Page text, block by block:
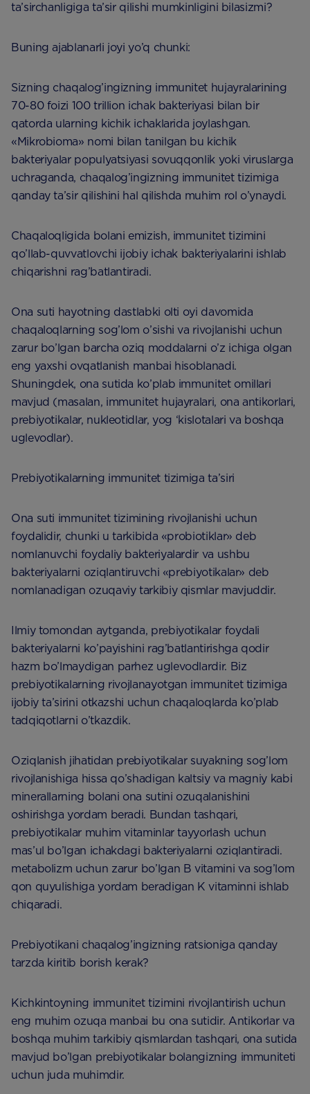
ta’sirchanligiga ta’sir qilishi mumkinligini bilasizmi?
Buning ajablanarli joyi yo’q chunki:
Sizning chaqalog’ingizning immunitet hujayralarining
70-80 foizi 100 trillion ichak bakteriyasi bilan bir
qatorda ularning kichik ichaklarida joylashgan.
«Mikrobioma» nomi bilan tanilgan bu kichik
bakteriyalar populyatsiyasi sovuqqonlik yoki viruslarga
uchraganda, chaqalog’ingizning immunitet tizimiga
qanday ta’sir qilishini hal qilishda muhim rol o’ynaydi.
Chaqaloqligida bolani emizish, immunitet tizimini
qo’llab-quvvatlovchi ijobiy ichak bakteriyalarini ishlab
chiqarishni rag’batlantiradi.
Ona suti hayotning dastlabki olti oyi davomida
chaqaloqlarning sog’lom o’sishi va rivojlanishi uchun
zarur bo’lgan barcha oziq moddalarni o’z ichiga olgan
eng yaxshi ovqatlanish manbai hisoblanadi.
Shuningdek, ona sutida ko’plab immunitet omillari
mavjud (masalan, immunitet hujayralari, ona antikorlari,
prebiyotikalar, nukleotidlar, yog ‘kislotalari va boshqa
uglevodlar).
Prebiyotikalarning immunitet tizimiga ta’siri
Ona suti immunitet tizimining rivojlanishi uchun
foydalidir, chunki u tarkibida «probiotiklar» deb
nomlanuvchi foydaliy bakteriyalardir va ushbu
bakteriyalarni oziqlantiruvchi «prebiyotikalar» deb
nomlanadigan ozuqaviy tarkibiy qismlar mavjuddir.
Ilmiy tomondan aytganda, prebiyotikalar foydali
bakteriyalarni ko’payishini rag’batlantirishga qodir
hazm bo’lmaydigan parhez uglevodlardir. Biz
prebiyotikalarning rivojlanayotgan immunitet tizimiga
ijobiy ta’sirini otkazshi uchun chaqaloqlarda ko’plab
tadqiqotlarni o’tkazdik.
Oziqlanish jihatidan prebiyotikalar suyakning sog’lom
rivojlanishiga hissa qo’shadigan kaltsiy va magniy kabi
minerallarning bolani ona sutini ozuqalanishini
oshirishga yordam beradi. Bundan tashqari,
prebiyotikalar muhim vitaminlar tayyorlash uchun
mas’ul bo’lgan ichakdagi bakteriyalarni oziqlantiradi.
metabolizm uchun zarur bo’lgan B vitamini va sog’lom
qon quyulishiga yordam beradigan K vitaminni ishlab
chiqaradi.
Prebiyotikani chaqalog’ingizning ratsioniga qanday
tarzda kiritib borish kerak?
Kichkintoyning immunitet tizimini rivojlantirish uchun
eng muhim ozuqa manbai bu ona sutidir. Antikorlar va
boshqa muhim tarkibiy qismlardan tashqari, ona sutida
mavjud bo’lgan prebiyotikalar bolangizning immuniteti
uchun juda muhimdir.